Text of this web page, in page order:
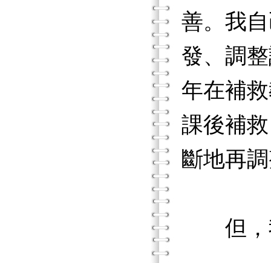
善。我
發、調
年在補
課後補
斷地再
但，